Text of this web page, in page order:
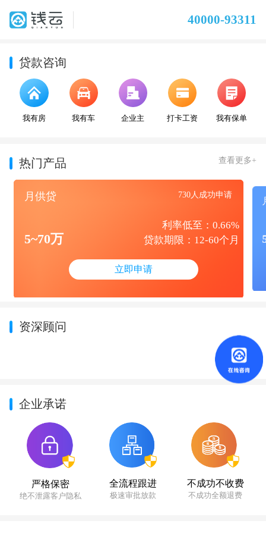
40000-93311
贷款咨询
我有房 我有车 企业主 打卡工资 我有保单
热门产品 查看更多+
月供贷 730人成功申请
5~70万
利率低至：0.66%
贷款期限：12-60个月
立即申请
资深顾问
企业承诺
严格保密
绝不泄露客户隐私
全流程跟进
极速审批放款
不成功不收费
不成功全额退费